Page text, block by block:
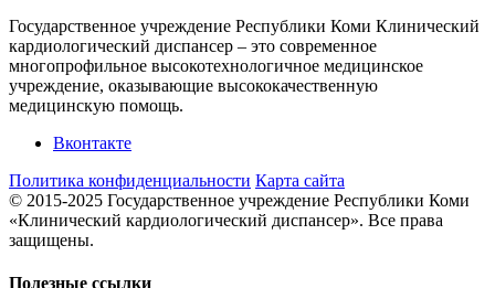
Государственное учреждение Республики Коми Клинический
кардиологический диспансер – это современное
многопрофильное высокотехнологичное медицинское
учреждение, оказывающие высококачественную
медицинскую помощь.
Вконтакте
Политика конфиденциальности Карта сайта
© 2015-2025 Государственное учреждение Республики Коми
«Клинический кардиологический диспансер». Все права
защищены.
Полезные ссылки